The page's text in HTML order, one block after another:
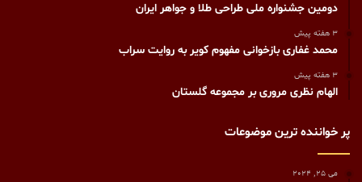
دومین جشنواره ملی طراحی طلا و جواهر ایران
3 هفته پیش
محمد غفاری بازخوانی مفهوم کویر به روایت سراب
3 هفته پیش
الهام نظری مروری بر مجموعه گلستان
پر خواننده ترین موضوعات
می 25, 2024